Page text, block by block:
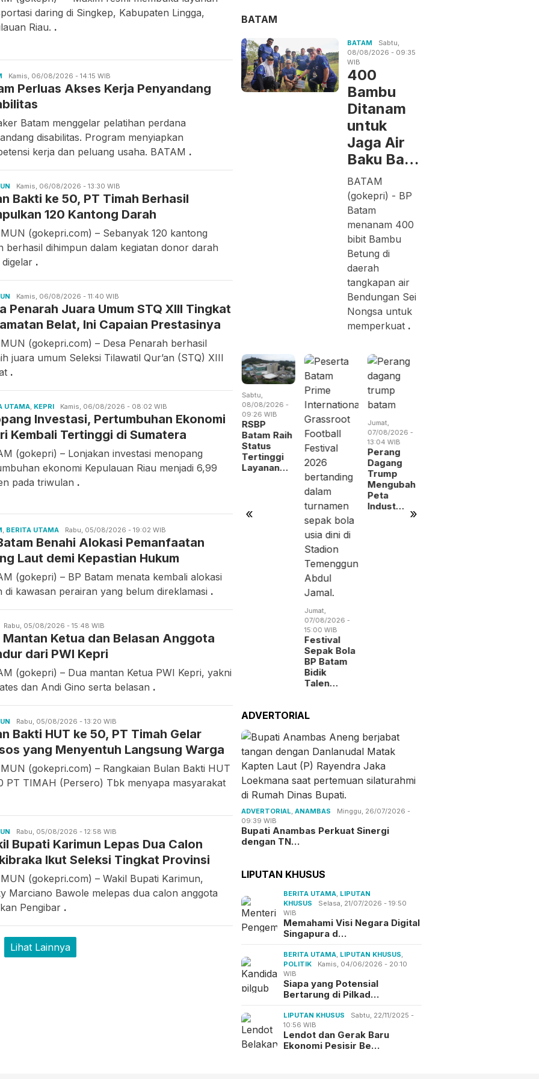
daring di Singkep, Kabupaten Lingga,
Riau. .
Candra
Gunawan
Kamis, 06/08/2026 - 14:15 WIB
Perluas Akses Kerja Penyandang
Batam menggelar pelatihan perdana
disabilitas. Program menyiapkan
kerja dan peluang usaha. BATAM .
Ilfitrah
Kamis, 06/08/2026 - 13:30 WIB
Bakti ke 50, PT Timah Berhasil
120 Kantong Darah
(gokepri.com) – Sebanyak 120 kantong
berhasil dihimpun dalam kegiatan donor darah
.
Ilfitrah
Kamis, 06/08/2026 - 11:40 WIB
Penarah Juara Umum STQ XIII Tingkat
Belat, Ini Capaian Prestasinya
(gokepri.com) – Desa Penarah berhasil
juara umum Seleksi Tilawatil Qur’an (STQ) XIII
.
UTAMA, KEPRI Candra
Gunawan
Kamis, 06/08/2026 - 08:02 WIB
Investasi, Pertumbuhan Ekonomi
Kembali Tertinggi di Sumatera
(gokepri) – Lonjakan investasi menopang
ekonomi Kepulauan Riau menjadi 6,99
pada triwulan .
, BERITA UTAMA Candra
Gunawan
Rabu, 05/08/2026 - 19:02 WIB
Benahi Alokasi Pemanfaatan
Laut demi Kepastian Hukum
(gokepri) – BP Batam menata kembali alokasi
di kawasan perairan yang belum direklamasi .
Candra
Rabu, 05/08/2026 - 15:48 WIB
Mantan Ketua dan Belasan Anggota
dari PWI Kepri
(gokepri) – Dua mantan Ketua PWI Kepri, yakni
dan Andi Gino serta belasan .
Ilfitrah
Rabu, 05/08/2026 - 13:20 WIB
Bakti HUT ke 50, PT Timah Gelar
yang Menyentuh Langsung Warga
(gokepri.com) – Rangkaian Bulan Bakti HUT
PT TIMAH (Persero) Tbk menyapa masyarakat
Ilfitrah
Rabu, 05/08/2026 - 12:58 WIB
Bupati Karimun Lepas Dua Calon
Ikut Seleksi Tingkat Provinsi
(gokepri.com) – Wakil Bupati Karimun,
Marciano Bawole melepas dua calon anggota
Pengibar .
Lihat Lainnya
BATAM
BATAM
Sabtu,
08/08/2026 - 09:35
WIB
400
Bambu
Ditanam
untuk
Jaga Air
Baku Ba…
BATAM
(gokepri) - BP
Batam
menanam 400
bibit Bambu
Betung di
daerah
tangkapan air
Bendungan Sei
Nongsa untuk
memperkuat .
« »
2026 -
WIB
Bola
07/08/2026 -
13:04 WIB
Perang
Dagang
Mengubah
Peta
Indust…
06/08/2026 -
19:14 WIB
RSBP
Gandeng
Perkuat
Pengawasan
09:31 WIB
BP Batam
Gandeng
Sayang
Anak Ind…
Sabtu,
08/08/2026 -
09:26 WIB
RSBP
Batam Raih
Status
Tertinggi
Layanan…
Jumat,
07/08/2026 -
15:00 WIB
Festival
Sepak Bola
BP Batam
Bidik
Talen…
Jumat,
07/08/2026 -
13:04 WIB
Perang
Dagang
Trump
Mengubah
Peta
Indust…
ADVERTORIAL
ADVERTORIAL ,ANAMBAS
Minggu, 26/07/2026 -
09:39 WIB
Bupati Anambas Perkuat Sinergi
dengan TN…
LIPUTAN KHUSUS
BERITA UTAMA LIPUTAN
KHUSUS
Selasa, 21/07/2026 - 19:50
WIB
Memahami Visi Negara Digital
Singapura d…
BERITA UTAMA LIPUTAN KHUSUS
POLITIK
Kamis, 04/06/2026 - 20:10
WIB
Siapa yang Potensial
Bertarung di Pilkad…
LIPUTAN KHUSUS
Sabtu, 22/11/2025 -
10:56 WIB
Lendot dan Gerak Baru
Ekonomi Pesisir Be…